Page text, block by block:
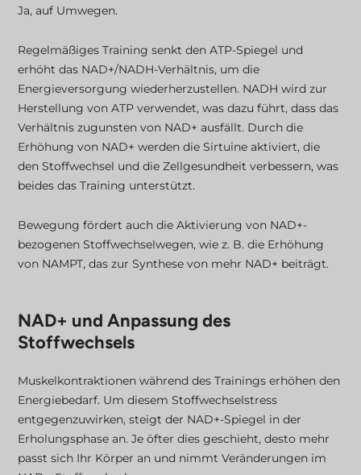
Ja, auf Umwegen.
Regelmäßiges Training senkt den ATP-Spiegel und
erhöht das NAD+/NADH-Verhältnis, um die
Energieversorgung wiederherzustellen. NADH wird zur
Herstellung von ATP verwendet, was dazu führt, dass das
Verhältnis zugunsten von NAD+ ausfällt. Durch die
Erhöhung von NAD+ werden die Sirtuine aktiviert, die
den Stoffwechsel und die Zellgesundheit verbessern, was
beides das Training unterstützt.
Bewegung fördert auch die Aktivierung von NAD+-
bezogenen Stoffwechselwegen, wie z. B. die Erhöhung
von NAMPT, das zur Synthese von mehr NAD+ beiträgt.
NAD+ und Anpassung des
Stoffwechsels
Muskelkontraktionen während des Trainings erhöhen den
Energiebedarf. Um diesem Stoffwechselstress
entgegenzuwirken, steigt der NAD+-Spiegel in der
Erholungsphase an. Je öfter dies geschieht, desto mehr
passt sich Ihr Körper an und nimmt Veränderungen im